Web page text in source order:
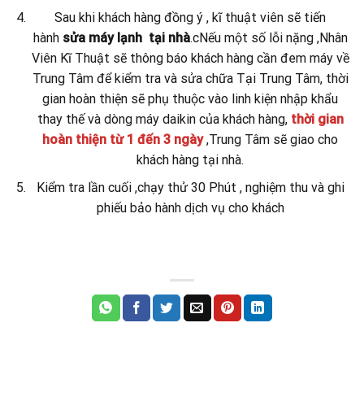
Sau khi khách hàng đồng ý , kĩ thuật viên sẽ tiến
hành sửa máy lạnh tại nhà.cNếu một số lỗi nặng ,Nhân
Viên Kĩ Thuật sẽ thông báo khách hàng cần đem máy về
Trung Tâm để kiểm tra và sửa chữa Tại Trung Tâm, thời
gian hoàn thiện sẽ phụ thuộc vào linh kiện nhập khẩu
thay thế và dòng máy daikin của khách hàng, thời gian
hoàn thiện từ 1 đến 3 ngày,Trung Tâm sẽ giao cho
khách hàng tại nhà.
Kiểm tra lần cuối ,chạy thử 30 Phút , nghiệm thu và ghi
phiếu bảo hành dịch vụ cho khách